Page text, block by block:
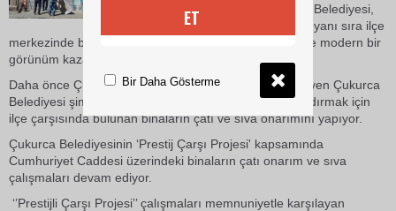
yapılan Hakkâri'nin Çukurca Belediyesi,
alt ve üst yapı çalışmalarının yanı sıra ilçe
merkezinde bulunan yapıların çatılarını onararak ilçeye modern bir
görünüm kazandırıyor.
Daha önce Çukurca mahalle yollarına parke taşı döşeyen Çukurca
Belediyesi şimdi de ilçeyi modern bir görünüme kazandırmak için
ilçe çarşısında bulunan binaların çatı ve sıva onarımını yapıyor.
Çukurca Belediyesinin ‘Prestij Çarşı Projesi' kapsamında
Cumhuriyet Caddesi üzerindeki binaların çatı onarım ve sıva
çalışmaları devam ediyor.
‘’Prestijli Çarşı Projesi’’ çalışmaları memnuniyetle karşılayan
ET
Bir Daha Gösterme